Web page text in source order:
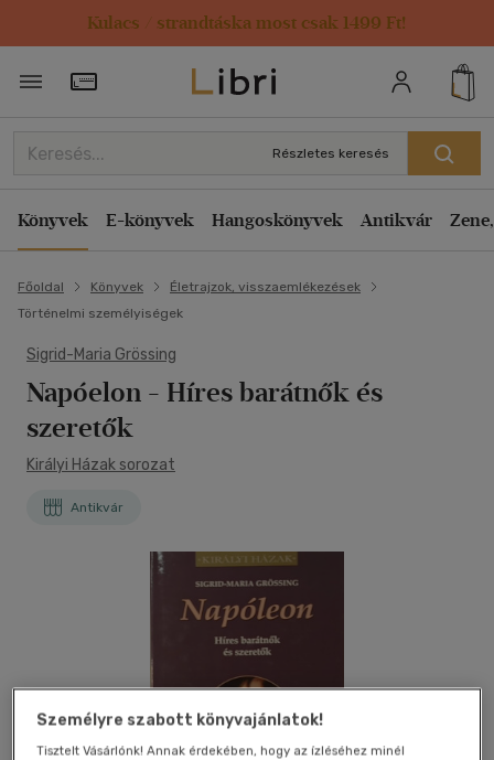
Kulacs / strandtáska most csak 1499 Ft!
Törzsvásárlói Kártya adatai
Részletes keresés
Könyvek E-könyvek Hangoskönyvek Antikvár
Főoldal Könyvek
Életrajzok, visszaemlékezések
Történelmi személyiségek
Sigrid-Maria Grössing
Napóelon - Híres barátnők és
szeretők
Királyi Házak sorozat
Antikvár
Személyre szabott könyvajánlatok!
Tisztelt Vásárlónk! Annak érdekében, hogy az ízléséhez minél